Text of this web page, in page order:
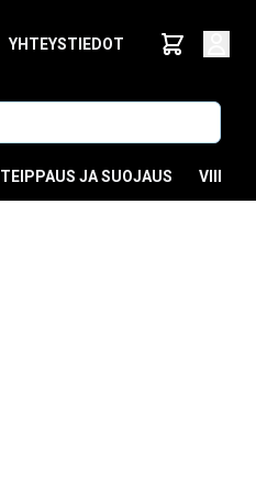
YHTEYSTIEDOT
TEIPPAUS JA SUOJAUS